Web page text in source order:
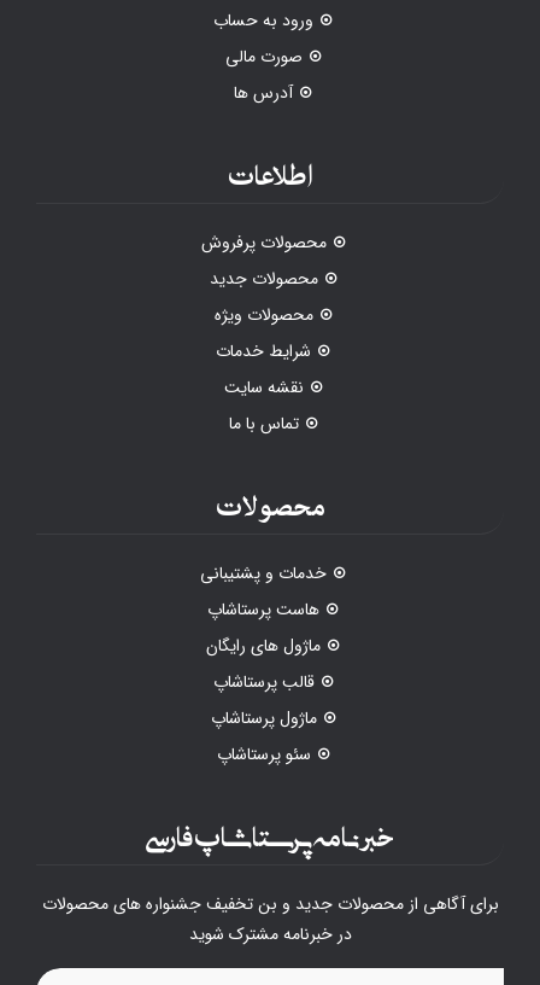
ورود به حساب
صورت مالی
آدرس ها
اطلاعات
محصولات پرفروش
محصولات جدید
محصولات ویژه
شرایط خدمات
نقشه سایت
تماس با ما
محصولات
خدمات و پشتیبانی
هاست پرستاشاپ
ماژول های رایگان
قالب پرستاشاپ
ماژول پرستاشاپ
سئو پرستاشاپ
خبرنامه پرستاشاپ فارسی
برای آگاهی از محصولات جدید و بن تخفیف جشنواره های محصولات
در خبرنامه مشترک شوید